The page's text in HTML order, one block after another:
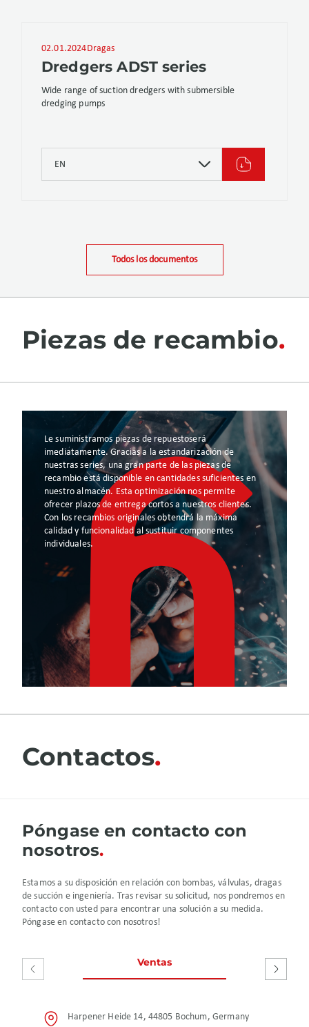
02.01.2024Dragas
Dredgers ADST series
Wide range of suction dredgers with submersible
dredging pumps
EN
Todos los documentos
Piezas de recambio
Le suministramos piezas de repuestoserá
imediatamente. Gracias a la estandarización de
nuestras series, una gran parte de las piezas de
recambio está disponible en cantidades suficientes en
nuestro almacén. Esta optimización nos permite
ofrecer plazos de entrega cortos a nuestros clientes.
Con los recambios originales obtendrá la máxima
calidad y funcionalidad al sustituir componentes
individuales.
Contactos
Póngase en contacto con
nosotros
Estamos a su disposición en relación con bombas, válvulas, dragas
de succión e ingeniería. Tras revisar su solicitud, nos pondremos en
contacto con usted para encontrar una solución a su medida.
Póngase en contacto con nosotros!
Ventas Servicio y
Harpener Heide 14, 44805 Bochum, Germany